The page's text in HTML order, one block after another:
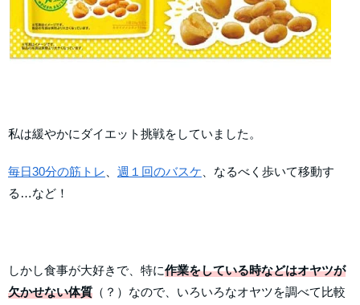
私は緩やかにダイエット挑戦をしていました。
毎日30分の筋トレ 週１回のバスケ 、なるべく歩いて移動す
る…など！
しかし食事が大好きで、特に作業をしている時などはオヤツが
欠かせない体質 （？）なので、いろいろなオヤツを調べて比較